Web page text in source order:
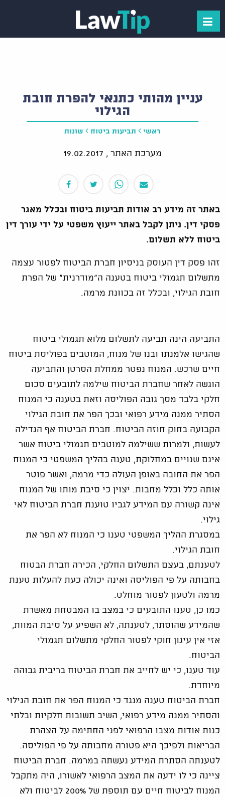
עניין מהותי כתנאי להפרת חובת
הגילוי
ראשי תביעות ביטוח שונות
מערכת האתר , 19.02.2017
באתר זה מידע רב אודות תביעות ביטוח ובכלל מאגר
פסקי דין. ניתן לקבל באתר ייעוץ משפטי על ידי עורך דין
ביטוח ללא תשלום.
זהו פסק דין העוסק בניסיון חברת הביטוח לפטור עצמה
מתשלום תגמולי ביטוח בטענה ה"מודרנית" של הפרת
חובת הגילוי, ובכלל זה בכוונת מרמה.
התביעה הינה תביעה לתשלום מלוא תגמולי ביטוח
שהגישו אלמנתו ובנו של מנוח, המוטבים בפוליסת ביטוח
חיים שרכש. המנוח נפטר ממחלת הסרטן והתביעה
הוגשה לאחר שחברת הביטוח שילמה לתובעים סכום
חלקי בלבד מסך גובה הפוליסה וזאת בטענה כי המנוח
הסתיר ממנה מידע רפואי ובכך הפר את חובת הגילוי
הקבועה בחוק חוזה הביטוח. חברת הביטוח אף הגדילה
לעשות, ולמרות ששילמה למוטבים תגמולי ביטוח אשר
אינם שנויים במחלוקת, טענה בהליך המשפטי כי המנוח
הפר את החובה באופן העולה כדי מרמה, ואשר פוטר
אותה כלל וכלל מחבות. יצוין כי סיבת מותו של המנוח
אינה קשורה עם המידע לגביו טוענת חברת הביטוח לאי
גילוי.
במסגרת ההליך המשפטי טענו כי המנוח לא הפר את
חובת הגילוי.
לטענתם, בעצם התשלום החלקי, הכירה חברת הבטוח
בחבותה על פי הפוליסה ואינה יכולה כעת להעלות טענת
מרמה ולטעון לפטור מוחלט.
כמו כן, טענו התובעים כי במצב בו המבטחת מאשרת
שהמידע שהוסתר, לטענתה, לא השפיע על סיבת המוות,
אזי אין עיגון חוקי לפטור החלקי מתשלום תגמולי
הביטוח.
עוד טענו, כי יש לחייב את חברת הביטוח בריבית גבוהה
מיוחדת.
חברת הביטוח טענה מנגד כי המנוח הפר את חובת הגילוי
והסתיר ממנה מידע רפואי, השיב תשובות חלקיות ובלתי
כנות אודות מצבו הרפואי לפני החתימה על הצהרת
הבריאות ולפיכך היא פטורה מחבותה על פי הפוליסה.
לטענתה הסתרת המידע נעשתה במרמה. חברת הביטוח
ציינה כי לו ידעה את המצב הרפואי לאשורו, היה מתקבל
המנוח לביטוח חיים עם תוספת של 200% לביטוח ולא